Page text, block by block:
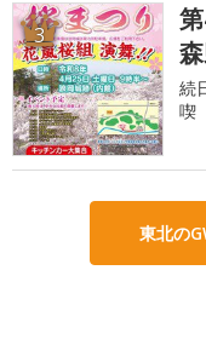
3
続
喫
東北の